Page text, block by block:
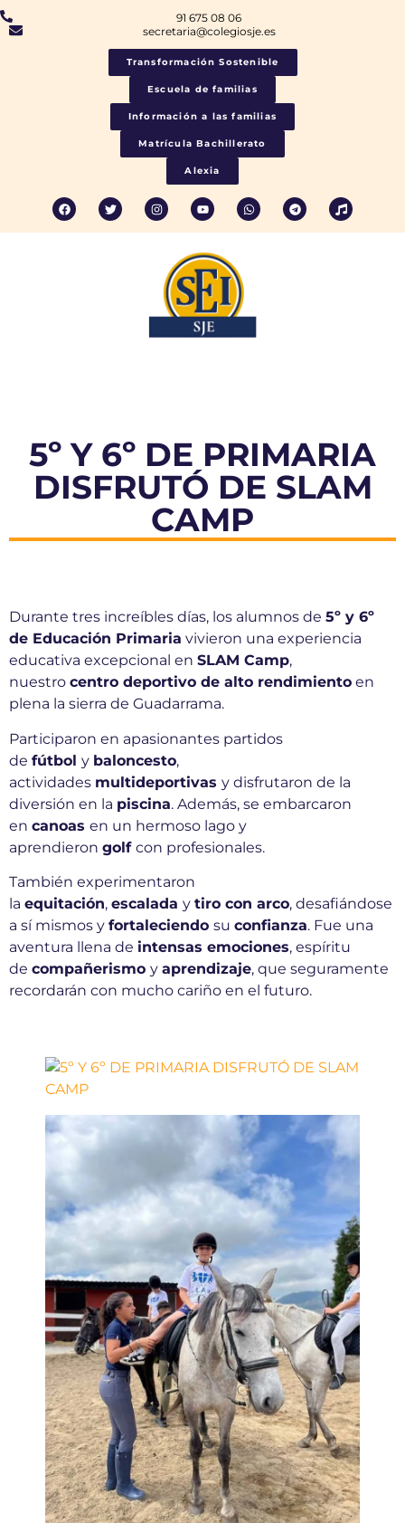
91 675 08 06
secretaria@colegiosje.es
Transformación Sostenible
Escuela de familias
Información a las familias
Matrícula Bachillerato
Alexia
5º Y 6º DE PRIMARIA
DISFRUTÓ DE SLAM
CAMP
Durante tres increíbles días, los alumnos de 5º y 6º
de Educación Primaria vivieron una experiencia
educativa excepcional en SLAM Camp,
nuestro centro deportivo de alto rendimiento en
plena la sierra de Guadarrama.
Participaron en apasionantes partidos
de fútbol y baloncesto,
actividades multideportivas y disfrutaron de la
diversión en la piscina. Además, se embarcaron
en canoas en un hermoso lago y
aprendieron golf con profesionales.
También experimentaron
la equitación, escalada y tiro con arco, desafiándose
a sí mismos y fortaleciendo su confianza. Fue una
aventura llena de intensas emociones, espíritu
de compañerismo y aprendizaje, que seguramente
recordarán con mucho cariño en el futuro.